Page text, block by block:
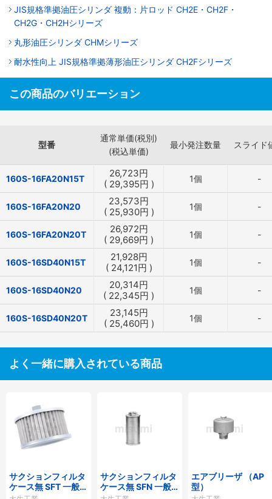
JIS規格準拠油圧シリンダ 複動：片ロッド CH2E・CH2F・
CH2G・CH2Hシリーズ
丸形油圧シリンダ CHMシリーズ
耐水性向上 JIS規格準拠薄形油圧シリンダ CH2Fシリーズ
この商品のバリエーション
型番
通常単価(税別)
(税込単価)
最小発注数量 スライド
160S-16FA20N15T 26,723円
( 29,395円 ) 1個 -
160S-16FA20N20 23,573円
( 25,930円 ) 1個 -
160S-16FA20N20T 26,972円
( 29,669円 ) 1個 -
160S-16SD40N15T 21,928円
( 24,121円 ) 1個 -
160S-16SD40N20 20,314円
( 22,345円 ) 1個 -
160S-16SD40N20T 23,145円
( 25,460円 ) 1個 -
よく一緒に購入されている商品
サクションフィルタ
ケース無 SFT 一般作
動油用
サクションフィルタ
ケース無 SFN 一般
作動油用
エアブリーザ （AP
型）